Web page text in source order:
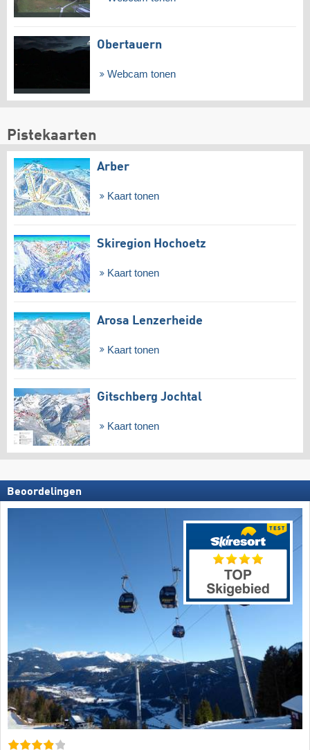
Obertauern
Webcam tonen
Pistekaarten
Arber
Kaart tonen
Skiregion Hochoetz
Kaart tonen
Arosa Lenzerheide
Kaart tonen
Gitschberg Jochtal
Kaart tonen
Beoordelingen